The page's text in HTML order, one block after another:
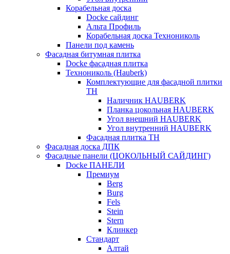
Корабельная доска
Docke сайдинг
Альта Профиль
Корабельная доска Технониколь
Панели под камень
Фасадная битумная плитка
Docke фасадная плитка
Технониколь (Hauberk)
Комплектующие для фасадной плитки
ТН
Наличник HAUBERK
Планка цокольная HAUBERK
Угол внешний HAUBERK
Угол внутренний HAUBERK
Фасадная плитка ТН
Фасадная доска ДПК
Фасадные панели (ЦОКОЛЬНЫЙ САЙДИНГ)
Docke ПАНЕЛИ
Премиум
Berg
Burg
Fels
Stein
Stern
Клинкер
Стандарт
Алтай